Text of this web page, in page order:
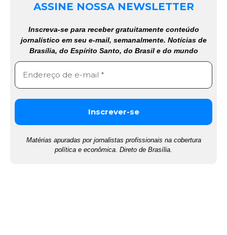
ASSINE NOSSA NEWSLETTER
Inscreva-se para receber gratuitamente conteúdo
jornalístico em seu e-mail, semanalmente. Notícias de
Brasília, do Espírito Santo, do Brasil e do mundo
Matérias apuradas por jornalistas profissionais na cobertura
política e econômica. Direto de Brasília.